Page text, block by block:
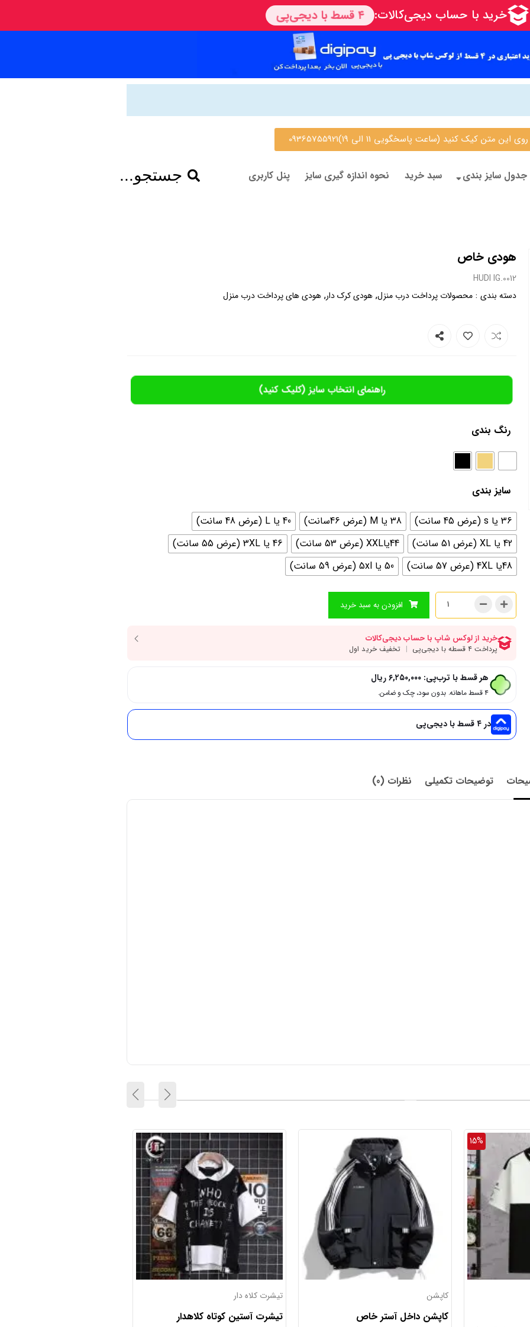
کیک کنید (ساعت پاسخگویی 11 الی 19)09365755921
جدول سایز بندی سبد خرید نحوه اندازه گیری سایز پنل کاربری جستجو...
هودی خاص
0012.HUDI IG
دسته بندی : محصولات پرداخت درب منزل, هودی کرک دار, هودی های پرداخت درب منزل
راهنمای انتخاب سایز (کلیک کنید)
رنگ بندی
سایز بندی
36 یا s (عرض 45 سانت) 38 یا M (عرض 46سانت)
40 یا L (عرض 48 سانت)
42 یا XL (عرض 51 سانت)
44یاXXL (عرض 53 سانت)
46 یا 3XL (عرض 55 سانت)
48یا 4XL (عرض 57 سانت)
50 یا 5xl (عرض 59 سانت)
افزودن به سبد خرید
هر قسط با ترب‌پی: ۶,۲۵۰,۰۰۰ریال
۴ قسط ماهانه. بدون سود، چک و ضامن.
در ۴ قسط با دیجی‌پی
توضیحات تکمیلی نظرات (0)
تیشرت کلاه دار
تیشرت آستین کوتاه کلاهدار
کاپشن
کاپشن سانتانا پلار